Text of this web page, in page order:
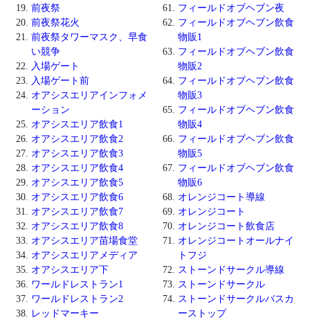
前夜祭
前夜祭花火
前夜祭タワーマスク、早食
い競争
入場ゲート
入場ゲート前
オアシスエリアインフォメ
ーション
オアシスエリア飲食1
オアシスエリア飲食2
オアシスエリア飲食3
オアシスエリア飲食4
オアシスエリア飲食5
オアシスエリア飲食6
オアシスエリア飲食7
オアシスエリア飲食8
オアシスエリア苗場食堂
オアシスエリアメディア
オアシスエリア下
ワールドレストラン1
ワールドレストラン2
レッドマーキー
フィールドオブヘブン夜
フィールドオブヘブン飲食
物販1
フィールドオブヘブン飲食
物販2
フィールドオブヘブン飲食
物販3
フィールドオブヘブン飲食
物販4
フィールドオブヘブン飲食
物販5
フィールドオブヘブン飲食
物販6
オレンジコート導線
オレンジコート
オレンジコート飲食店
オレンジコートオールナイ
トフジ
ストーンドサークル導線
ストーンドサークル
ストーンドサークルバスカ
ーストップ